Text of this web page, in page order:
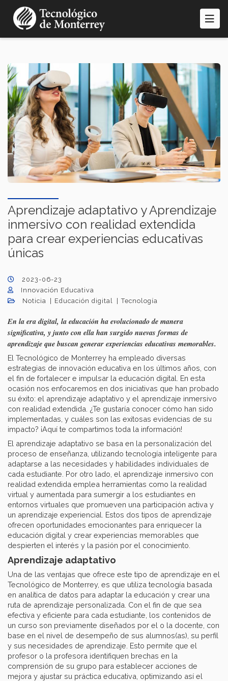
contenido
Aprendizaje adaptativo y Aprendizaje
inmersivo con realidad extendida
para crear experiencias educativas
únicas
2023-06-23
Innovación Educativa
Noticia
Educación digital Tecnología
En la era digital, la educación ha evolucionado de manera
significativa, y junto con ella han surgido nuevas formas de
aprendizaje que buscan generar experiencias educativas memorables.
El Tecnológico de Monterrey ha empleado diversas
estrategias de innovación educativa en los últimos años, con
el fin de fortalecer e impulsar la educación digital. En esta
ocasión nos enfocaremos en dos iniciativas que han probado
su éxito: el aprendizaje adaptativo y el aprendizaje inmersivo
con realidad extendida. ¿Te gustaría conocer cómo han sido
implementadas, y cuáles son las exitosas evidencias de su
impacto? ¡Aquí te compartimos toda la información!
El aprendizaje adaptativo se basa en la personalización del
proceso de enseñanza, utilizando tecnología inteligente para
adaptarse a las necesidades y habilidades individuales de
cada estudiante. Por otro lado, el aprendizaje inmersivo con
realidad extendida emplea herramientas como la realidad
virtual y aumentada para sumergir a los estudiantes en
entornos virtuales que promueven una participación activa y
un aprendizaje experiencial. Estos dos tipos de aprendizaje
ofrecen oportunidades emocionantes para enriquecer la
educación digital y crear experiencias memorables que
despierten el interés y la pasión por el conocimiento.
Aprendizaje adaptativo
Una de las ventajas que ofrece este tipo de aprendizaje en el
Tecnológico de Monterrey, es que utiliza tecnología basada
en analítica de datos para adaptar la educación y crear una
ruta de aprendizaje personalizada. Con el fin de que sea
efectiva y eficiente para cada estudiante, los contenidos de
un curso son previamente diseñados por el o la docente, con
base en el nivel de desempeño de sus alumnos(as), su perfil
y sus necesidades de aprendizaje. Esto permite que el
profesor o la profesora identifiquen brechas en la
comprensión de su grupo para establecer acciones de
mejora y ajustar su práctica educativa, optimizando así el